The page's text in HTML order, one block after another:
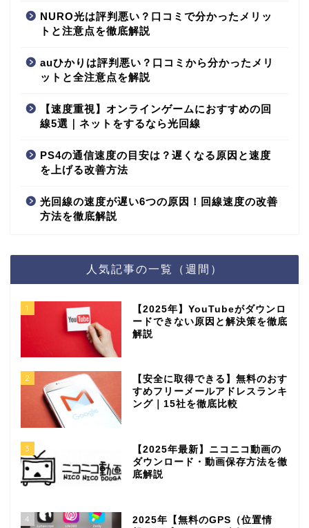
NURO光は評判悪い？口コミで分かったメリッ
トと注意点を徹底解説
auひかりは評判悪い？口コミから分かったメリ
ットと全注意点を解説
【速度重視】オンラインゲームにおすすめの回
線5選｜ネットをするなら光回線
PS4の通信速度の目安は？遅くなる原因と速度
を上げる改善方法
光回線の速度が遅い6つの原因！回線速度の改善
方法を徹底解説
人気記事の一覧（週間）
1
【2025年】YouTubeがダウンロ
ードできない原因と解決策を徹底
解説
2
【安全に取得できる】無料のおす
すめフリーメールアドレスランキ
ング｜15社を徹底比較
3
【2025年最新】ニコニコ動画の
ダウンロード・動画保存方法を徹
底解説
4
2025年【無料のGPS（位置情